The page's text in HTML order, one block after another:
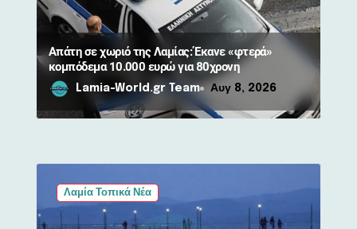
Απάτη σε χωριό της Λαμίας: Έκανε «φτερά»
κομπόδεμα 10.000 ευρώ για 80χρονη
Lamia-World.gr Team Αυγ 8, 2026
Λαμία Τοπικά Νέα